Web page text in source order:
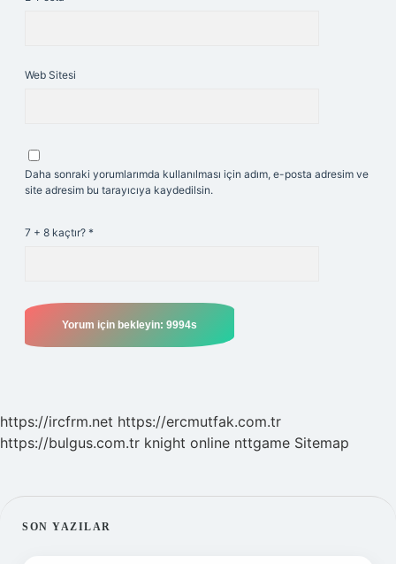
Web Sitesi
Daha sonraki yorumlarımda kullanılması için adım, e-posta adresim ve
site adresim bu tarayıcıya kaydedilsin.
7 + 8 kaçtır? *
https://ircfrm.net https://ercmutfak.com.tr
https://bulgus.com.tr knight online nttgame Sitemap
SIDEBAR
SON YAZILAR